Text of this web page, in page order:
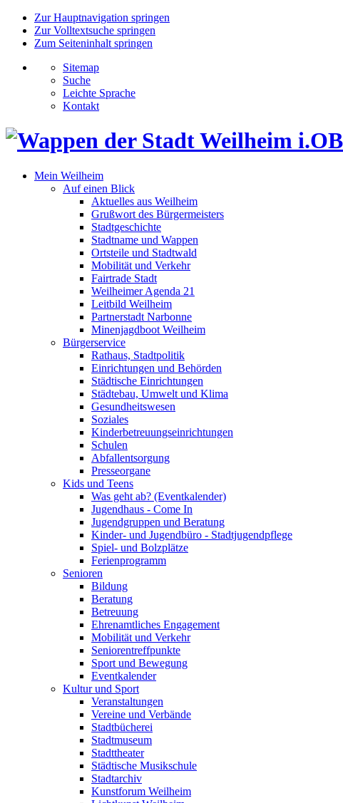
Zur Hauptnavigation springen
Zur Volltextsuche springen
Zum Seiteninhalt springen
Sitemap
Suche
Leichte Sprache
Kontakt
Mein Weilheim
Auf einen Blick
Aktuelles aus Weilheim
Grußwort des Bürgermeisters
Stadtgeschichte
Stadtname und Wappen
Ortsteile und Stadtwald
Mobilität und Verkehr
Fairtrade Stadt
Weilheimer Agenda 21
Leitbild Weilheim
Partnerstadt Narbonne
Minenjagdboot Weilheim
Bürgerservice
Rathaus, Stadtpolitik
Einrichtungen und Behörden
Städtische Einrichtungen
Städtebau, Umwelt und Klima
Gesundheitswesen
Soziales
Kinderbetreuungseinrichtungen
Schulen
Abfallentsorgung
Presseorgane
Kids und Teens
Was geht ab? (Eventkalender)
Jugendhaus - Come In
Jugendgruppen und Beratung
Kinder- und Jugendbüro - Stadtjugendpflege
Spiel- und Bolzplätze
Ferienprogramm
Senioren
Bildung
Beratung
Betreuung
Ehrenamtliches Engagement
Mobilität und Verkehr
Seniorentreffpunkte
Sport und Bewegung
Eventkalender
Kultur und Sport
Veranstaltungen
Vereine und Verbände
Stadtbücherei
Stadtmuseum
Stadttheater
Städtische Musikschule
Stadtarchiv
Kunstforum Weilheim